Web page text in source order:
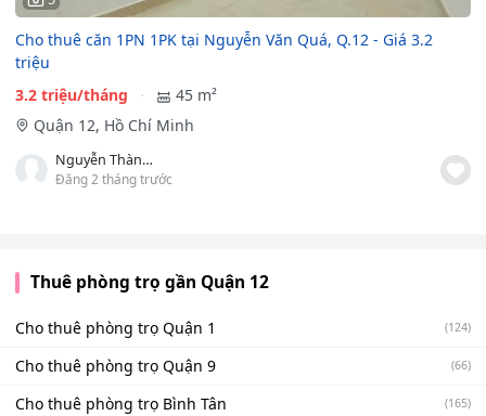
Cho thuê căn 1PN 1PK tại Nguyễn Văn Quá, Q.12 - Giá 3.2
triệu
3.2 triệu/tháng
45 m²
Quận 12, Hồ Chí Minh
Nguyễn Thành Luân
Đăng 2 tháng trước
Thuê phòng trọ gần Quận 12
Cho thuê phòng trọ Quận 1 (124)
Cho thuê phòng trọ Quận 9 (66)
Cho thuê phòng trọ Bình Tân (165)